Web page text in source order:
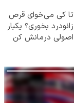
تا کی می‌خوای قرص
زانودرد بخوری؟ یکبار
اصولی درمانش کن